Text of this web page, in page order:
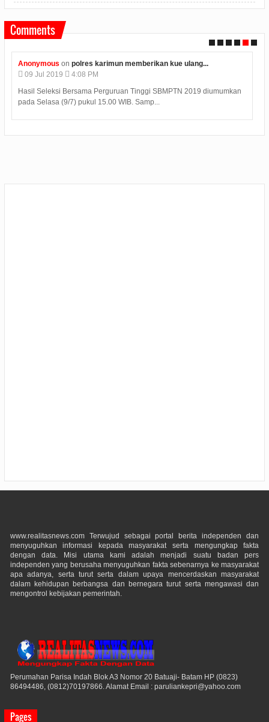
Comments
Unknownonhasil uji laboratorium limbah plastik...
04 Jul 2019
06:25 AM
Judi Deposit Ovo semakin booming di dunia judi online dengan
minimal deposit 10.000 Yuukkkk gabung j...
www.realitasnews.com Terwujud sebagai portal berita independen dan
menyuguhkan informasi kepada masyarakat serta mengungkap fakta
dengan data. Misi utama kami adalah menjadi suatu badan pers
independen yang berusaha menyuguhkan fakta sebenarnya ke masyarakat
apa adanya, serta turut serta dalam upaya mencerdaskan masyarakat
dalam kehidupan berbangsa dan bernegara turut serta mengawasi dan
mengontrol kebijakan pemerintah.
Perumahan Parisa Indah Blok A3 Nomor 20 Batuaji- Batam HP (0823)
86494486, (0812)70197866. Alamat Email : paruliankepri@yahoo.com
Pages